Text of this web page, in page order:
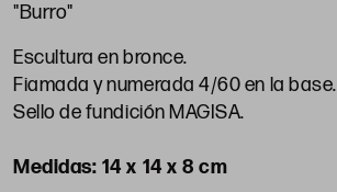
"Burro"
Escultura en bronce.
Fiamada y numerada 4/60 en la base.
Sello de fundición MAGISA.
14 x 14 x 8 cm